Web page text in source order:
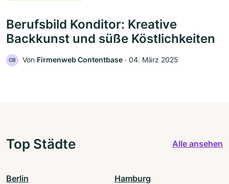
Berufsbild Konditor: Kreative
Backkunst und süße Köstlichkeiten
CB Von Firmenweb Contentbase ‧ 04. März 2025
Top Städte Alle ansehen
Berlin Hamburg